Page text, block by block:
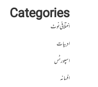
Categories
اختلافی نوٹ
ادبیات
اسپورٹس
افسانہ